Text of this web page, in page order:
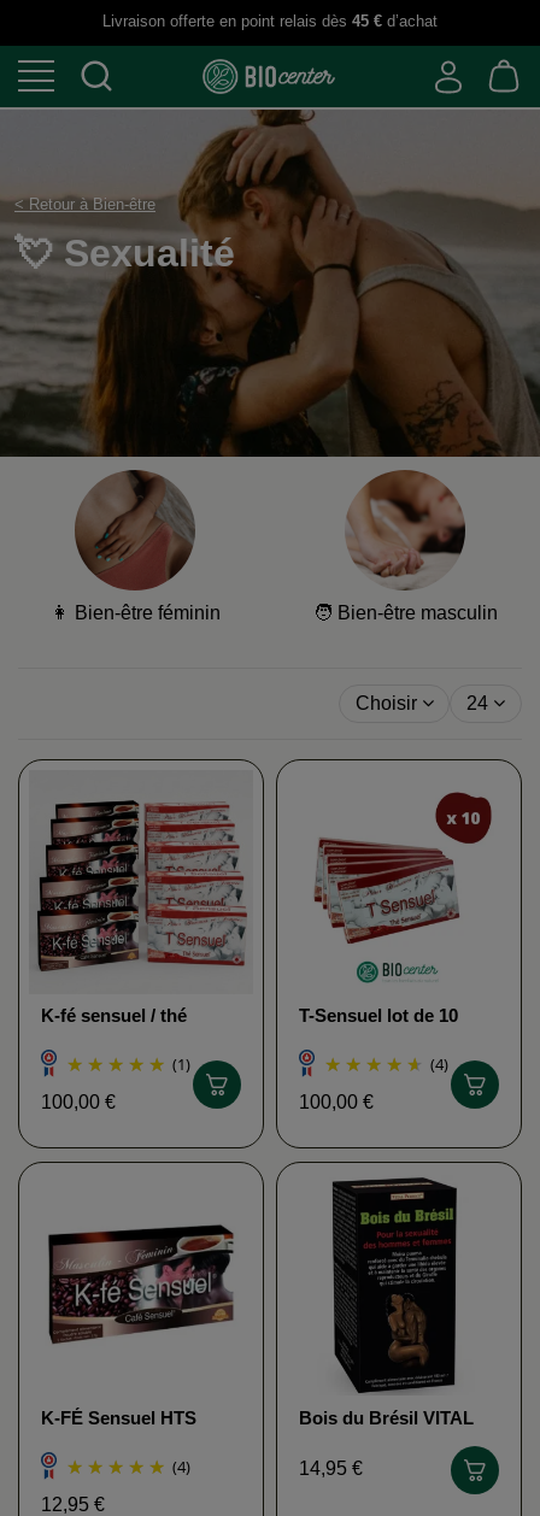
Livraison offerte en point relais dès 45 € d’achat
< Retour à Bien-être
💘 Sexualité
👩 Bien-être féminin 🧑 Bien-être masculin
Choisir 24
K-fé sensuel / thé
HTS
(1)
100,00 €
T-Sensuel lot de 10
(4)
100,00 €
K-FÉ Sensuel HTS
(4)
12,95 €
Bois du Brésil VITAL
14,95 €